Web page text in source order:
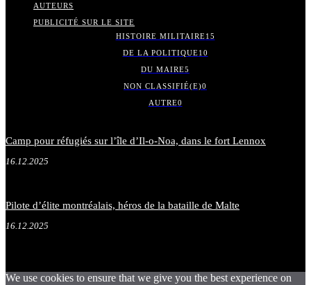
AUTEURS
PUBLICITÉ SUR LE SITE
HISTOIRE MILITAIRE15
DE LA POLITIQUE10
DU MAIRE5
NON CLASSIFIÉ(E)0
AUTRE0
Camp pour réfugiés sur l’île d’Il-o-Noa, dans le fort Lennox
16.12.2025
Pilote d’élite montréalais, héros de la bataille de Malte
16.12.2025
We use cookies to ensure that we give you the best experience on